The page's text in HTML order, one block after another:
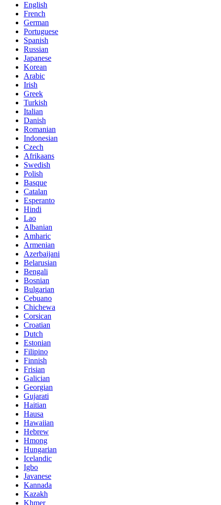
English
French
German
Portuguese
Spanish
Russian
Japanese
Korean
Arabic
Irish
Greek
Turkish
Italian
Danish
Romanian
Indonesian
Czech
Afrikaans
Swedish
Polish
Basque
Catalan
Esperanto
Hindi
Lao
Albanian
Amharic
Armenian
Azerbaijani
Belarusian
Bengali
Bosnian
Bulgarian
Cebuano
Chichewa
Corsican
Croatian
Dutch
Estonian
Filipino
Finnish
Frisian
Galician
Georgian
Gujarati
Haitian
Hausa
Hawaiian
Hebrew
Hmong
Hungarian
Icelandic
Igbo
Javanese
Kannada
Kazakh
Khmer